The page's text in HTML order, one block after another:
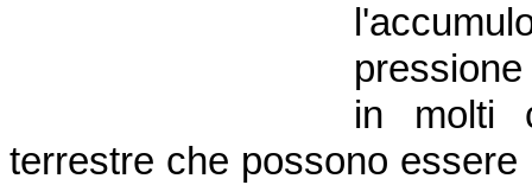
in molti
terrestre che possono